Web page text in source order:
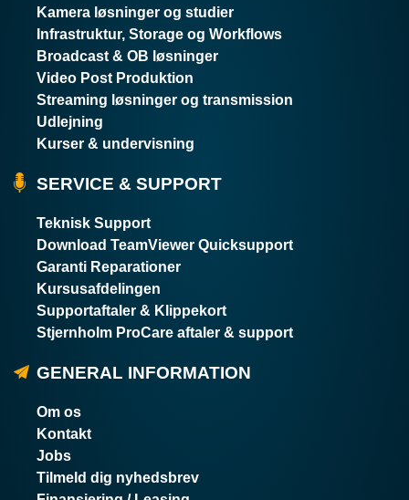
Kamera løsninger og studier
Infrastruktur, Storage og Workflows
Broadcast & OB løsninger
Video Post Produktion
Streaming løsninger og transmission
Udlejning
Kurser & undervisning
SERVICE & SUPPORT
Teknisk Support
Download TeamViewer Quicksupport
Garanti Reparationer
Kursusafdelingen
Supportaftaler & Klippekort
Stjernholm ProCare aftaler & support
GENERAL INFORMATION
Om os
Kontakt
Jobs
Tilmeld dig nyhedsbrev